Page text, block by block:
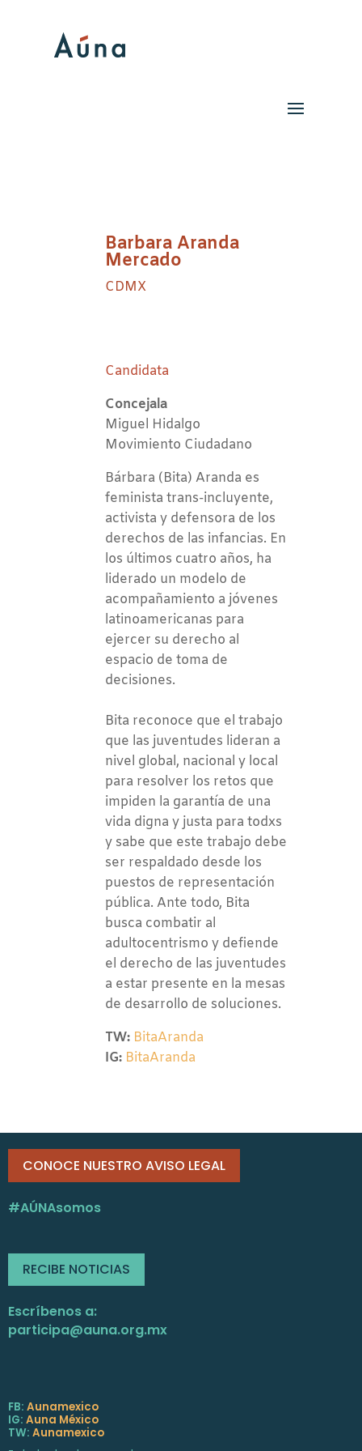
Barbara Aranda
Mercado
CDMX
Candidata
Concejala
Miguel Hidalgo
Movimiento Ciudadano
Bárbara (Bita) Aranda es
feminista trans-incluyente,
activista y defensora de los
derechos de las infancias. En
los últimos cuatro años, ha
liderado un modelo de
acompañamiento a jóvenes
latinoamericanas para
ejercer su derecho al
espacio de toma de
decisiones.
Bita reconoce que el trabajo
que las juventudes lideran a
nivel global, nacional y local
para resolver los retos que
impiden la garantía de una
vida digna y justa para todxs
y sabe que este trabajo debe
ser respaldado desde los
puestos de representación
pública. Ante todo, Bita
busca combatir al
adultocentrismo y defiende
el derecho de las juventudes
a estar presente en la mesas
de desarrollo de soluciones.
TW: BitaAranda
IG: BitaAranda
CONOCE NUESTRO AVISO LEGAL
#AÚNAsomos
RECIBE NOTICIAS
Escríbenos a:
participa@auna.org.mx
FB: Aunamexico
IG: Auna México
TW: Aunamexico